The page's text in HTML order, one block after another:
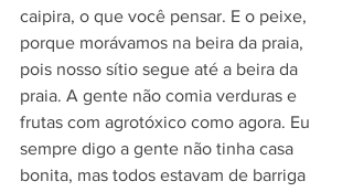
caipira, o que você pensar. E o peixe,
porque morávamos na beira da praia,
pois nosso sítio segue até a beira da
praia. A gente não comia verduras e
frutas com agrotóxico como agora. Eu
sempre digo a gente não tinha casa
bonita, mas todos estavam de barriga